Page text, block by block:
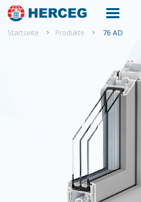
Startseite Produkte 76 AD